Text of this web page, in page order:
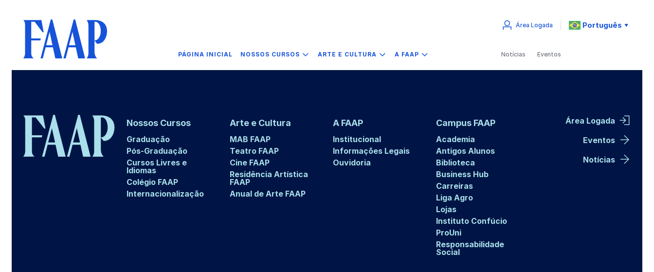
PÁGINA INICIAL NOSSOS CURSOS ARTE E CULTURA A FAAP
Área Logada Português ▼
Notícias Eventos
Nossos Cursos
Graduação
Pós-Graduação
Cursos Livres e
Idiomas
Colégio FAAP
Internacionalização
Arte e Cultura
MAB FAAP
Teatro FAAP
Cine FAAP
Residência Artística
FAAP
Anual de Arte FAAP
A FAAP
Institucional
Informações Legais
Ouvidoria
Campus FAAP
Academia
Antigos Alunos
Biblioteca
Business Hub
Carreiras
Liga Agro
Lojas
Instituto Confúcio
ProUni
Responsabilidade
Social
Área Logada
Eventos
Notícias